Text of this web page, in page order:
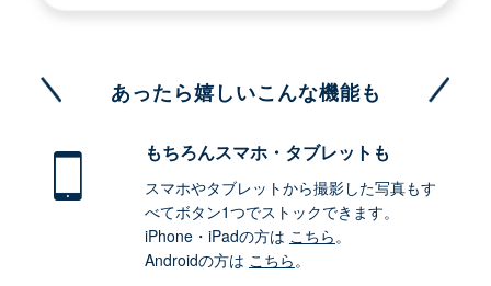
あったら嬉しいこんな機能も
もちろんスマホ・タブレットも
スマホやタブレットから撮影した写真もす
べてボタン1つでストックできます。
iPhone・iPadの方は こちら。
Androidの方は こちら。